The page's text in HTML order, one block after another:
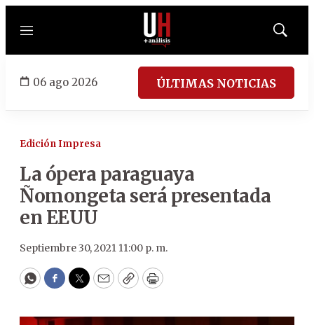
Menú
Mostrar
06 ago 2026 ÚLTIMAS NOTICIAS
Edición Impresa
La ópera paraguaya
Ñomongeta será presentada
en EEUU
Septiembre 30, 2021 11:00 p. m.
WhatsApp
Facebook
Twitter
EmailCopyPrint